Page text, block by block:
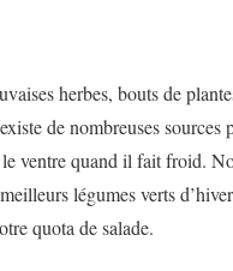
herbes, bouts de
de nombreuses sources
ventre quand il fait froid.
légumes verts
quota de salade.